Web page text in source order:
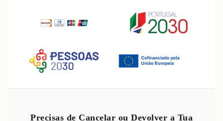
Precisas de Cancelar ou Devolver a Tua
Política de privacidade